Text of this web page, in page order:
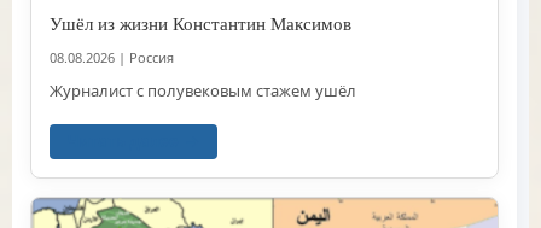
Ушёл из жизни Константин Максимов
08.08.2026 | Россия
Журналист с полувековым стажем ушёл